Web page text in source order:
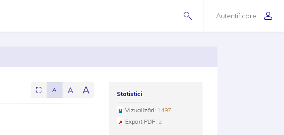
Autentificare
⛶ A A A Statistici
Vizualizări: 1497
Export PDF: 2